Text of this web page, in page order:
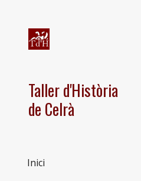
Taller d'Història
de Celrà
Inici